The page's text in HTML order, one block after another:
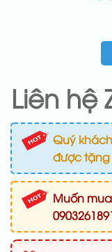
Liên hệ
Quý
được tặng
Muốn